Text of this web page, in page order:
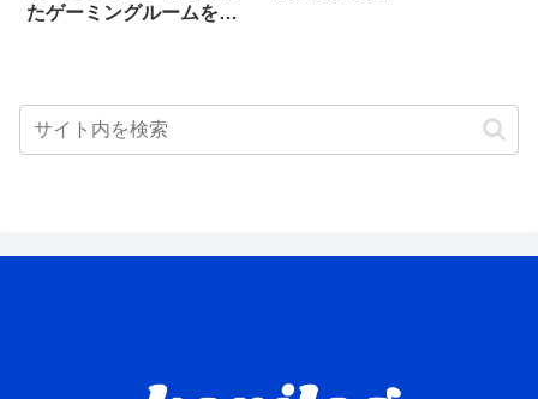
たゲーミングルームをつ